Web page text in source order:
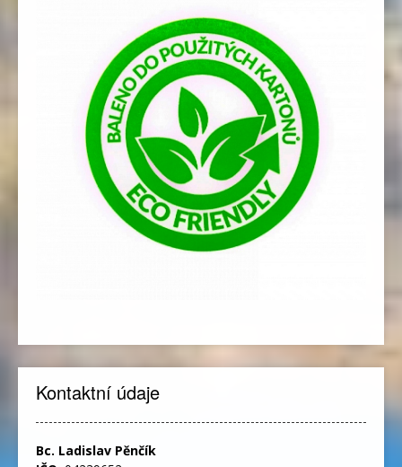
Kontaktní údaje
Bc. Ladislav Pěnčík